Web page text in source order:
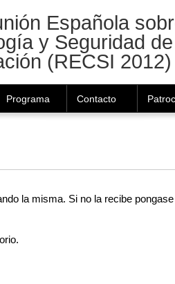
Española
y Seguridad
(RECSI 2012)
Programa Contacto
la misma. Si no la recibe